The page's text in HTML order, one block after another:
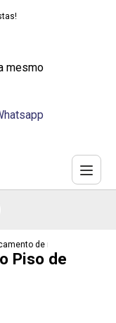
mesmo
industrialde recuperacao
Piso de